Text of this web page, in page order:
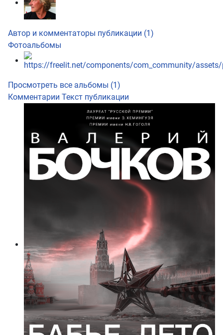
Автор и комментаторы публикации (1)
Фотоальбомы
Просмотреть все альбомы (1)
Комментарии Текст публикации